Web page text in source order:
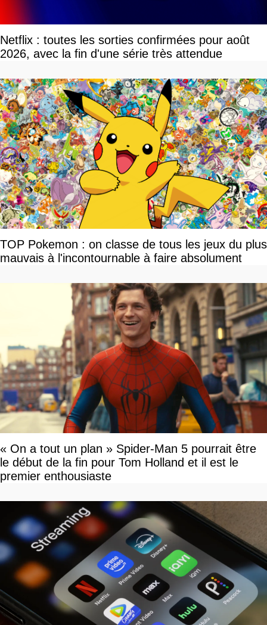
Netflix : toutes les sorties confirmées pour août
2026, avec la fin d'une série très attendue
TOP Pokemon : on classe de tous les jeux du plus
mauvais à l'incontournable à faire absolument
« On a tout un plan » Spider-Man 5 pourrait être
le début de la fin pour Tom Holland et il est le
premier enthousiaste